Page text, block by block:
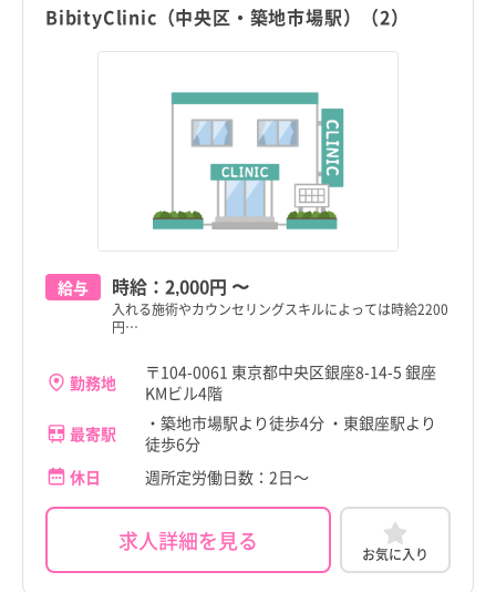
群馬県
石川県
山梨県
長野県
岐阜県
静岡県
愛知県
北区
荒川区
江戸川区
八王子市
立川市
武蔵野市
三鷹市
青梅市
府中市
京橋駅
茅場町駅
築地駅
銀座駅
銀座一丁目駅
新富町駅
職種・資格すべて
看護師
助産師
施設形態すべて
勤務形態 すべて
常勤（夜勤あり）
常勤（夜勤なし）
こだわり すべて
4週8休以上
土日祝休み
年間休日120日以上
BibityClinic（中央区・築地市場駅）（2）
給与 時給： 2,000円 〜
入れる施術やカウンセリングスキルによっては時給2200
円…
勤務地
〒104-0061 東京都中央区銀座8-14-5 銀座
KMビル4階
最寄駅
・築地市場駅より徒歩4分 ・東銀座駅より
徒歩6分
休日
週所定労働日数：2日～
求人詳細を見る お気に入り
群馬県
石川県
山梨県
長野県
岐阜県
静岡県
愛知県
北区
荒川区
江戸川区
八王子市
立川市
武蔵野市
三鷹市
青梅市
府中市
京橋駅
茅場町駅
築地駅
銀座駅
銀座一丁目駅
新富町駅
職種・資格すべて
看護師
助産師
施設形態すべて
勤務形態 すべて
常勤（夜勤あり）
常勤（夜勤なし）
こだわり すべて
4週8休以上
土日祝休み
年間休日120日以上